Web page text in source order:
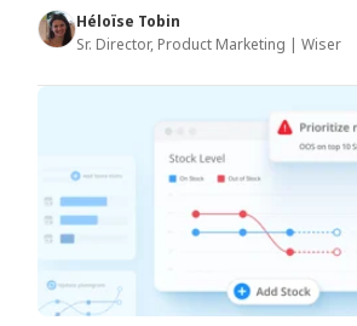
Héloïse Tobin
Sr. Director, Product Marketing | Wiser